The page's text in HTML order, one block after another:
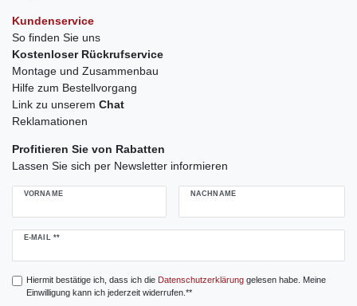
Kundenservice
So finden Sie uns
Kostenloser Rückrufservice
Montage und Zusammenbau
Hilfe zum Bestellvorgang
Link zu unserem Chat
Reklamationen
Profitieren Sie von Rabatten
Lassen Sie sich per Newsletter informieren
VORNAME NACHNAME
E-MAIL **
Newsletter
Hiermit bestätige ich, dass ich die Daten­schutz­erklärunggelesen habe. Meine
Einwilligung kann ich jederzeit widerrufen.**